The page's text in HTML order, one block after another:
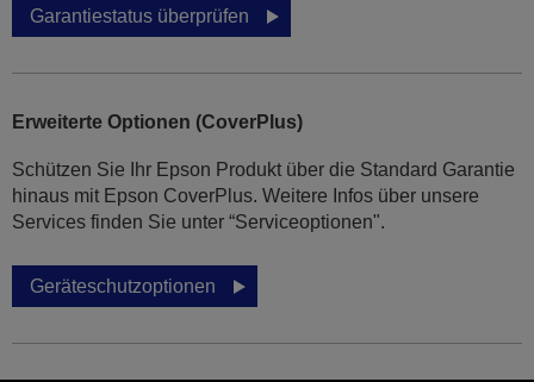
Garantiestatus überprüfen
Erweiterte Optionen (CoverPlus)
Schützen Sie Ihr Epson Produkt über die Standard Garantie
hinaus mit Epson CoverPlus. Weitere Infos über unsere
Services finden Sie unter “Serviceoptionen".
Geräteschutzoptionen